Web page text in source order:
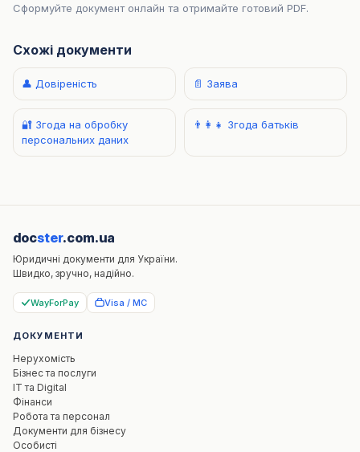
Сформуйте документ онлайн та отримайте готовий PDF.
Схожі документи
👤 Довіреність 📄 Заява
🔐 Згода на обробку
персональних даних
👨‍👩‍👧 Згода батьків
docster.com.ua
Юридичні документи для України.
Швидко, зручно, надійно.
WayForPay Visa / MC
ДОКУМЕНТИ
Нерухомість
Бізнес та послуги
IT та Digital
Фінанси
Робота та персонал
Документи для бізнесу
Особисті